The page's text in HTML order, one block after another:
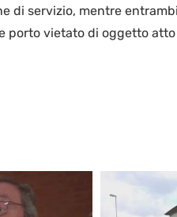
di servizio, mentre
porto vietato di oggetto